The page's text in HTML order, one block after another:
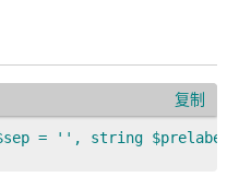
$sep = '', string
复制